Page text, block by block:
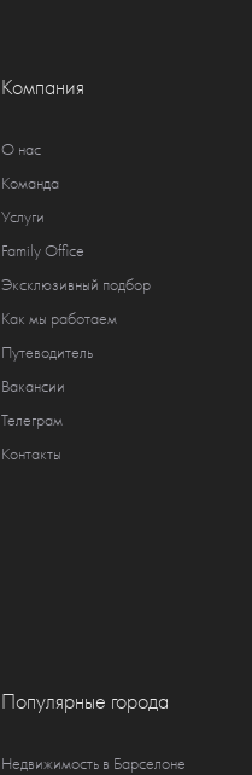
Компания
О нас
Команда
Услуги
Family Office
Эксклюзивный подбор
Как мы работаем
Путеводитель
Вакансии
Телеграм
Контакты
Популярные города
Недвижимость в Барселоне